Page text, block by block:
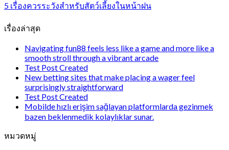
5 เรื่องควรระวังสำหรับสัตว์เลี้ยงในหน้าฝน
เรื่องล่าสุด
Navigating fun88 feels less like a game and more like a
smooth stroll through a vibrant arcade
Test Post Created
New betting sites that make placing a wager feel
surprisingly straightforward
Test Post Created
Mobilde hızlı erişim sağlayan platformlarda gezinmek
bazen beklenmedik kolaylıklar sunar.
หมวดหมู่